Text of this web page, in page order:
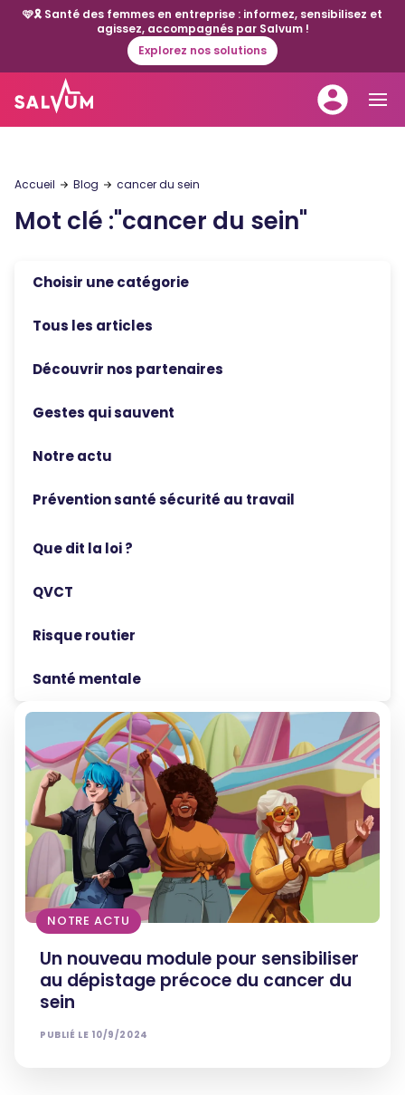
🩷🎗️ Santé des femmes en entreprise : informez, sensibilisez et
agissez, accompagnés par Salvum !
Explorez nos solutions
Accueil Blog cancer du sein
Mot clé :"cancer du sein"
Choisir une catégorie
Tous les articles
Découvrir nos partenaires
Gestes qui sauvent
Notre actu
Prévention santé sécurité au travail
Que dit la loi ?
QVCT
Risque routier
Santé mentale
NOTRE ACTU
Un nouveau module pour sensibiliser
au dépistage précoce du cancer du
sein
PUBLIÉ LE 10/9/2024